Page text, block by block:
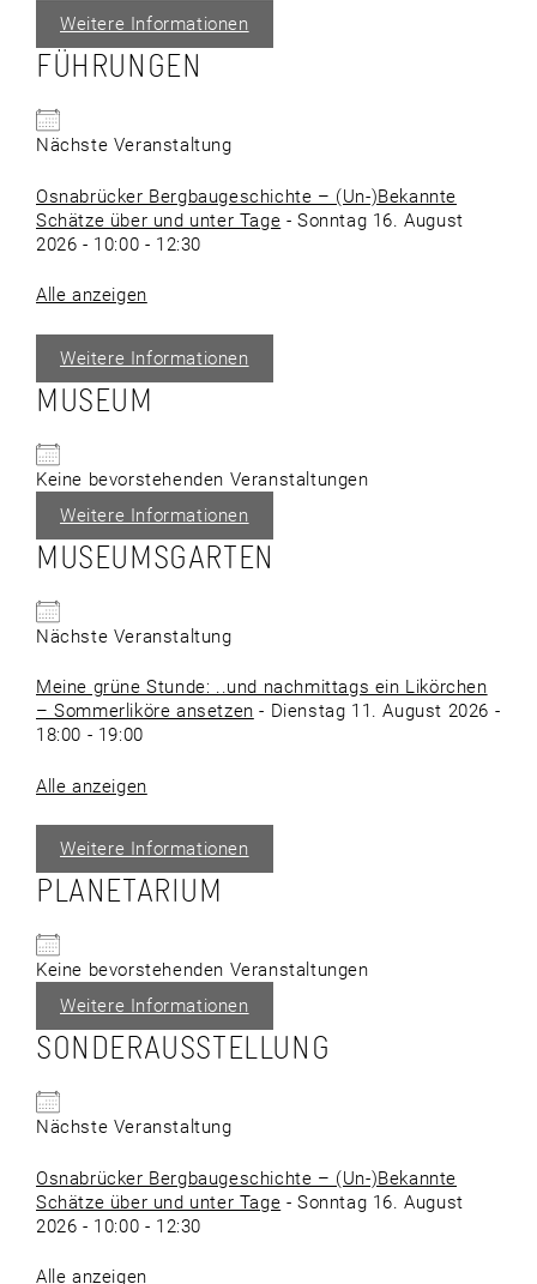
Weitere Informationen
FÜHRUNGEN
Nächste Veranstaltung
Osnabrücker Bergbaugeschichte – (Un-)Bekannte
Schätze über und unter Tage - Sonntag 16. August
2026 - 10:00 - 12:30
Alle anzeigen
Weitere Informationen
MUSEUM
Keine bevorstehenden Veranstaltungen
Weitere Informationen
MUSEUMSGARTEN
Nächste Veranstaltung
Meine grüne Stunde: ..und nachmittags ein Likörchen
– Sommerliköre ansetzen - Dienstag 11. August 2026 -
18:00 - 19:00
Alle anzeigen
Weitere Informationen
PLANETARIUM
Keine bevorstehenden Veranstaltungen
Weitere Informationen
SONDERAUSSTELLUNG
Nächste Veranstaltung
Osnabrücker Bergbaugeschichte – (Un-)Bekannte
Schätze über und unter Tage - Sonntag 16. August
2026 - 10:00 - 12:30
Alle anzeigen